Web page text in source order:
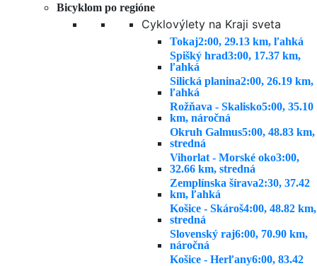
Bicyklom po regióne
Cyklovýlety na Kraji sveta
Tokaj2:00, 29.13 km, ľahká
Spišký hrad3:00, 17.37 km,
ľahká
Silická planina2:00, 26.19 km,
ľahká
Rožňava - Skalisko5:00, 35.10
km, náročná
Okruh Galmus5:00, 48.83 km,
stredná
Vihorlat - Morské oko3:00,
32.66 km, stredná
Zemplínska šírava2:30, 37.42
km, ľahká
Košice - Skároš4:00, 48.82 km,
stredná
Slovenský raj6:00, 70.90 km,
náročná
Košice - Herľany6:00, 83.42